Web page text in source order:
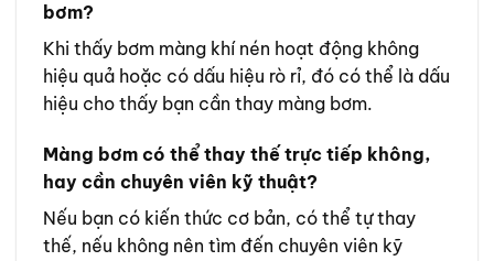
bơm?
Khi thấy bơm màng khí nén hoạt động không
hiệu quả hoặc có dấu hiệu rò rỉ, đó có thể là dấu
hiệu cho thấy bạn cần thay màng bơm.
Màng bơm có thể thay thế trực tiếp không,
hay cần chuyên viên kỹ thuật?
Nếu bạn có kiến thức cơ bản, có thể tự thay
thế, nếu không nên tìm đến chuyên viên kỹ